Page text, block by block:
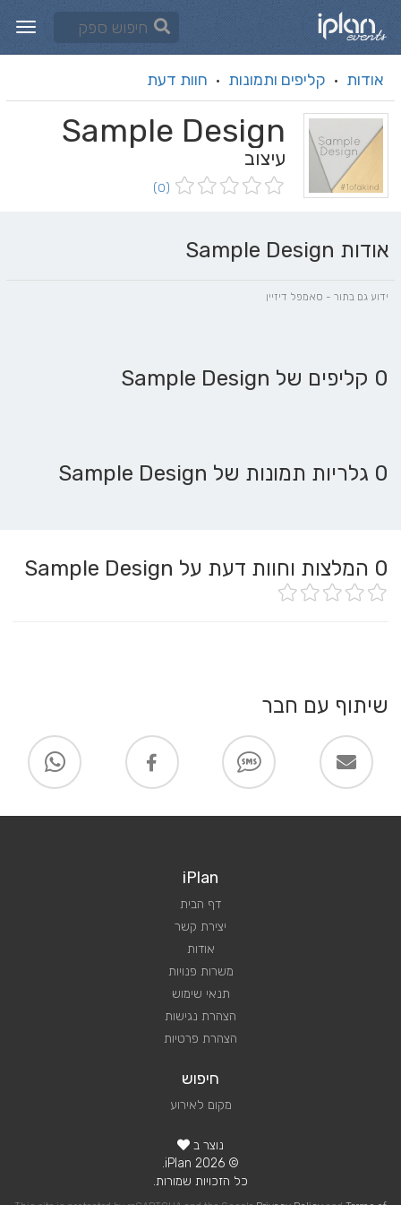
אודות · קליפים ותמונות · חוות דעת
Sample Design
עיצוב
(0)
אודות Sample Design
ידוע גם בתור - סאמפל דיזיין
0 קליפים של Sample Design
0 גלריות תמונות של Sample Design
0 המלצות וחוות דעת על Sample Design
שיתוף עם חבר
iPlan
דף הבית
יצירת קשר
אודות
משרות פנויות
תנאי שימוש
הצהרת נגישות
הצהרת פרטיות
חיפוש
מקום לאירוע
נוצר ב
© 2026 iPlan.
כל הזכויות שמורות.